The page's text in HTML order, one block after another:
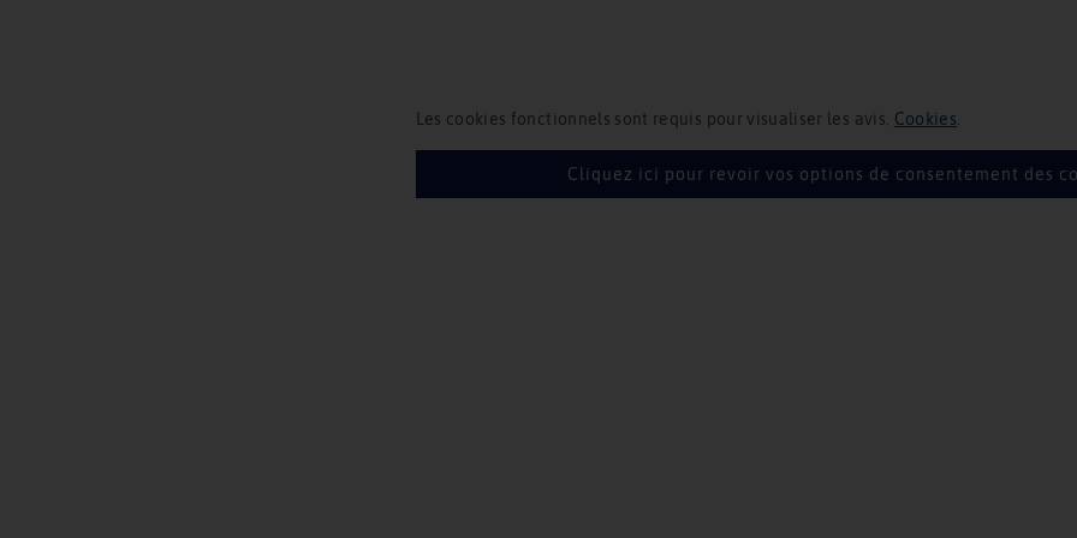
Les cookies fonctionnels sont requis pour visualiser les avis. Cookies
Cliquez ici pour revoir vos options de consentement des